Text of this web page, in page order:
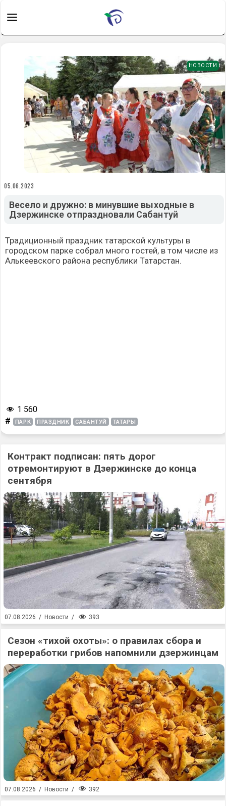
НОВОСТИ
05.06.2023
Весело и дружно: в минувшие выходные в
Дзержинске отпраздновали Сабантуй
Традиционный праздник татарской культуры в
городском парке собрал много гостей, в том числе из
Алькеевского района республики Татарстан.
1 560
# ПАРК ПРАЗДНИК САБАНТУЙ ТАТАРЫ
Контракт подписан: пять дорог
отремонтируют в Дзержинске до конца
сентября
07.08.2026 / Новости / 393
Сезон «тихой охоты»: о правилах сбора и
переработки грибов напомнили дзержинцам
07.08.2026 / Новости / 392